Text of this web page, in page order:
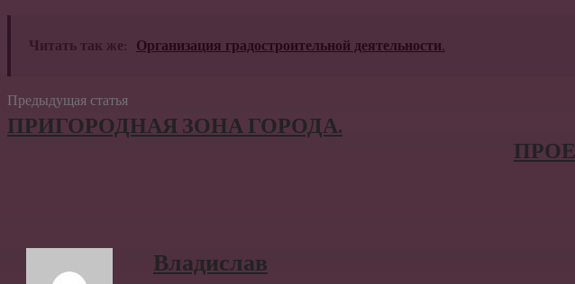
Читать так же: Организация градостроительной деятельности.
Предыдущая статья
ПРИГОРОДНАЯ ЗОНА ГОРОДА.
Владислав